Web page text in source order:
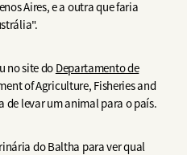
Aires, e a outra que faria
no site do Departamento de
of Agriculture, Fisheries and
de levar um animal para o país.
do Baltha para ver qual